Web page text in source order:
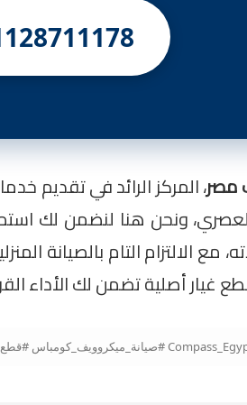
مصر، المركز الرائد في تقديم
ونحن هنا لنضمن لك
مع الالتزام التام بالصيانة
غيار أصلية تضمن لك الأداء